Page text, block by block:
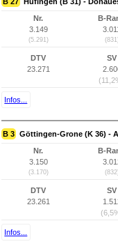
Nr.
3.149
(5.291)
B-
3.011
DTV
23.271
SV
Infos...
B 3 Göttingen-Grone (K 36) -
Nr.
3.150
(3.170)
B-
DTV
23.261
SV
Infos...